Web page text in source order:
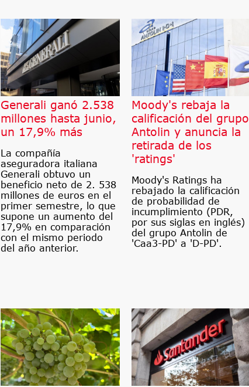
Generali ganó 2.538
millones hasta junio,
un 17,9% más
La compañía
aseguradora italiana
Generali obtuvo un
beneficio neto de 2. 538
millones de euros en el
primer semestre, lo que
supone un aumento del
17,9% en comparación
con el mismo periodo
del año anterior.
Moody's rebaja la
calificación del grupo
Antolin y anuncia la
retirada de los
'ratings'
Moody's Ratings ha
rebajado la calificación
de probabilidad de
incumplimiento (PDR,
por sus siglas en inglés)
del grupo Antolin de
'Caa3-PD' a 'D-PD'.